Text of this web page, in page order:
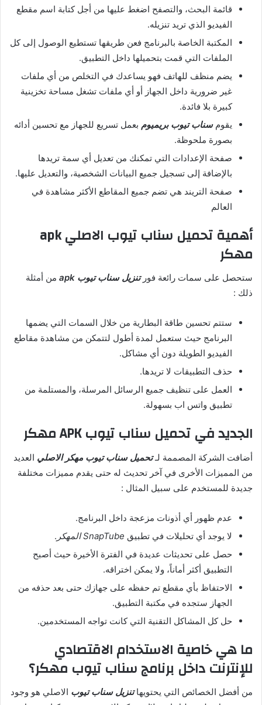
قائمة البحث، والتصفح اضغط عليها من أجل كتابة اسم مقطع
الفيديو الذي تريد تنزيله.
المكتبة الخاصة بالبرنامج فعن طريقها تستطيع الوصول إلى كل
الملفات التي قمت بتحميلها داخل التطبيق.
يضم منظف للهاتف فهو يساعدك في التخلص من أي ملفات
غير ضرورية داخل الجهاز أو أي ملفات تشغل مساحة تخزينية
كبيرة بلا فائدة.
يقومسناب تيوب بريميوم بعمل تسريع للجهاز مع تحسين أدائه
بصورة ملحوظة.
صفحة الإعدادات التي تمكنك من تعديل أي سمة تريدها
بالإضافة إلى تسجيل جميع البيانات الشخصية، والتعديل عليها.
صفحة التريند هي تضم جميع المقاطع الأكثر مشاهدة في
العالم
أهمية تحميل سناب تيوب الاصلي apk
مهكر
ستحصل على سمات رائعة فورتنزيل سناب تيوب apk
من أمثلة
ذلك :
ستتم تحسين طاقة البطارية من خلال السمات التي يضمها
البرنامج حيث ستعمل لمدة أطول لتتمكن من مشاهدة مقاطع
الفيديو الطويلة دون أي مشاكل.
حذف التطبيقات لا تريدها.
العمل على تنظيف جميع الرسائل المرسلة، والمستلمة من
تطبيق واتس اب بسهولة.
الجديد في تحميل سناب تيوب APK مهكر
أضافت الشركة المصممة لـتحميل سناب تيوب مهكر الاصلي العديد
من المميزات الأخرى في آخر تحديث له حتى يقدم مميزات مختلفة
جديدة للمستخدم على سبيل المثال :
عدم ظهور أي أذونات مزعجة داخل البرنامج.
لا يوجد أي تحليلات في تطبيق SnapTube المهكر
.
حصل على تحديثات عديدة في الفترة الأخيرة حيث أصبح
التطبيق أكثر أماناً، ولا يمكن اختراقه.
الاحتفاظ بأي مقطع تم حفظه على جهازك حتى بعد حذفه من
الجهاز ستجده في مكتبة التطبيق.
حل كل المشاكل التقنية التي كانت تواجه المستخدمين.
ما هي خاصية الاستخدام الاقتصادي
للإنترنت داخل برنامج سناب تيوب مهكر؟
من أفضل الخصائص التي يحتويهاتنزيل سناب تيوب الاصلي هو وجود